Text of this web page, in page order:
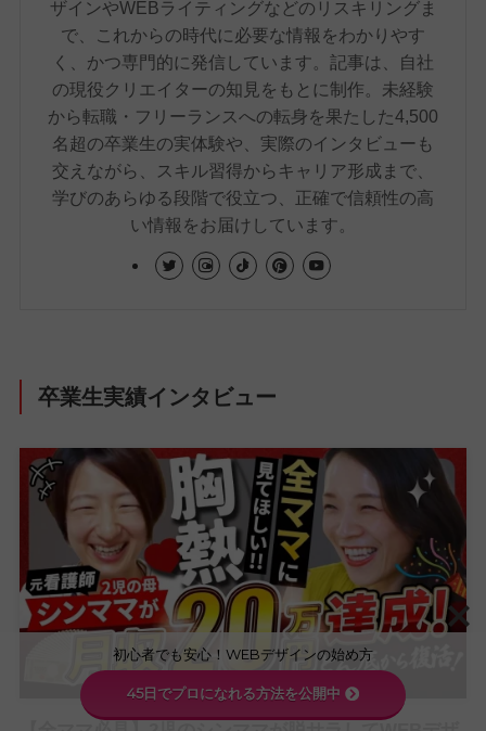
ザインやWEBライティングなどのリスキリングま
で、これからの時代に必要な情報をわかりやす
く、かつ専門的に発信しています。記事は、自社
の現役クリエイターの知見をもとに制作。未経験
から転職・フリーランスへの転身を果たした4,500
名超の卒業生の実体験や、実際のインタビューも
交えながら、スキル習得からキャリア形成まで、
学びのあらゆる段階で役立つ、正確で信頼性の高
い情報をお届けしています。
卒業生実績インタビュー
初心者でも安心！WEBデザインの始め方
45日でプロになれる方法を公開中